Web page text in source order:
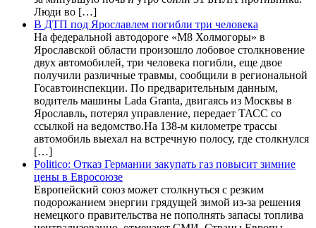
Люди во […]
В ДТП под Ярославлем погибли три человека
На федеральной автодороге «М8 Холмогоры» в
Ярославской области произошло лобовое столкновение
двух автомобилей, три человека погибли, еще двое
получили различные травмы, сообщили в региональной
Госавтоинспекции. По предварительным данным,
водитель машины Lada Granta, двигаясь из Москвы в
Ярославль, потерял управление, передает ТАСС со
ссылкой на ведомство.На 138-м километре трассы
автомобиль выехал на встречную полосу, где столкнулся
[…]
Politico: Отказ Германии закупать газ повысит зимние
цены в Евросоюзе
Европейский союз может столкнуться с резким
подорожанием энергии грядущей зимой из-за решения
немецкого правительства не пополнять запасы топлива